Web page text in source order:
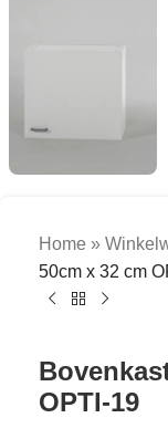
Home »
50cm x 32 cm
OPTI-19